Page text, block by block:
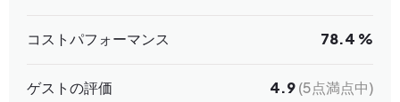
コストパフォーマンス 78.4 %
ゲストの評価 4.9(5点満点中)